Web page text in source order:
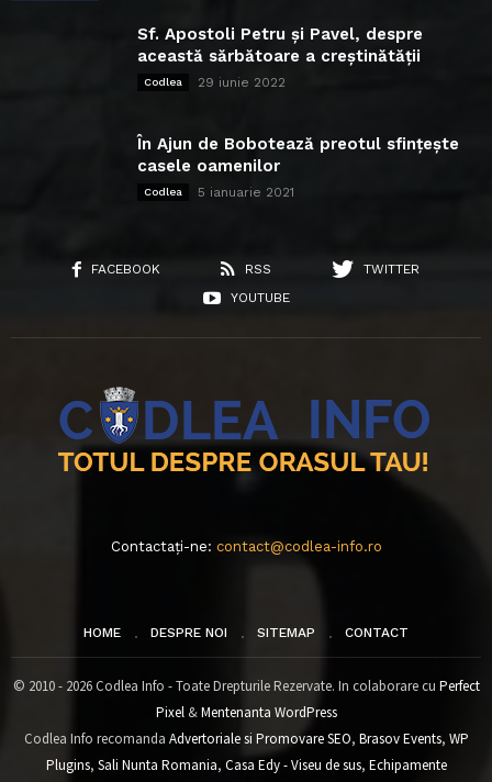
Sf. Apostoli Petru și Pavel, despre
această sărbătoare a creștinătății
Codlea 29 iunie 2022
În Ajun de Bobotează preotul sfințește
casele oamenilor
Codlea 5 ianuarie 2021
FACEBOOK RSS
TWITTER
YOUTUBE
Contactați-ne: contact@codlea-info.ro
HOME DESPRE NOI SITEMAP CONTACT
© 2010 - 2026 Codlea Info - Toate Drepturile Rezervate. In colaborare cu Perfect
Pixel&Mentenanta WordPress
Codlea Info recomanda Advertoriale si Promovare SEO, Brasov Events, WP
Plugins, Sali Nunta Romania, Casa Edy - Viseu de sus, Echipamente